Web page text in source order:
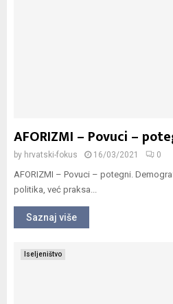
AFORIZMI – Povuci –
by hrvatski-fokus 16/03/2021 0
AFORIZMI – Povuci – potegni.
politika, već praksa...
Saznaj više
Iseljeništvo